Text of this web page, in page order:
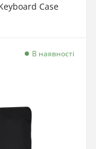
Case
В наявності